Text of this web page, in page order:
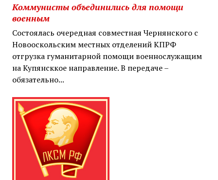
Коммунисты объединились для помощи
военным
Состоялась очередная совместная Чернянского с
Новооскольским местных отделений КПРФ
отгрузка гуманитарной помощи военнослужащим
на Купянсккое направление. В передаче –
обязательно...